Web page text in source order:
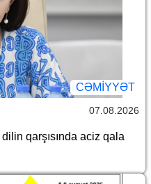
CƏMİYYƏT
07.08.2026
qarşısında aciz qala